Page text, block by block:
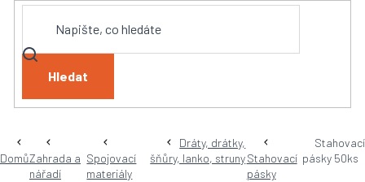
Hledat
DomůZahrada a
nářadí
Spojovací
materiály
Dráty, drátky,
šňůry, lanko, strunyStahovací
pásky
Stahovací
pásky 50ks